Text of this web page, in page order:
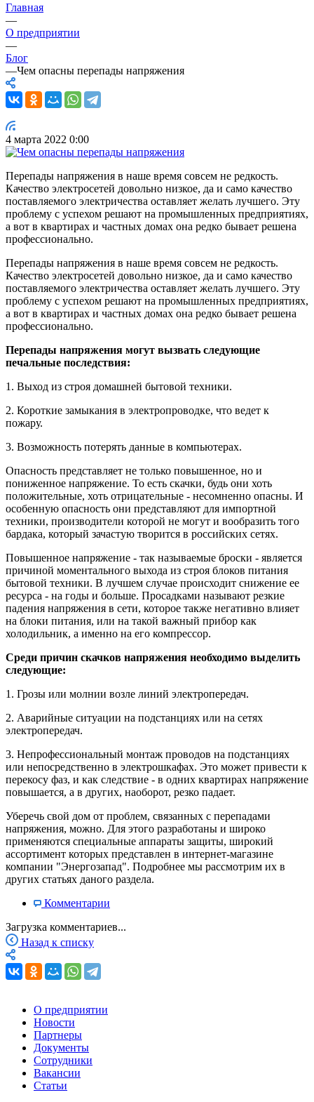
Главная
—
О предприятии
—
Блог
—Чем опасны перепады напряжения
4 марта 2022 0:00
Перепады напряжения в наше время совсем не редкость.
Качество электросетей довольно низкое, да и само качество
поставляемого электричества оставляет желать лучшего. Эту
проблему с успехом решают на промышленных предприятиях,
а вот в квартирах и частных домах она редко бывает решена
профессионально.
Перепады напряжения в наше время совсем не редкость.
Качество электросетей довольно низкое, да и само качество
поставляемого электричества оставляет желать лучшего. Эту
проблему с успехом решают на промышленных предприятиях,
а вот в квартирах и частных домах она редко бывает решена
профессионально.
Перепады напряжения могут вызвать следующие
печальные последствия:
1. Выход из строя домашней бытовой техники.
2. Короткие замыкания в электропроводке, что ведет к
пожару.
3. Возможность потерять данные в компьютерах.
Опасность представляет не только повышенное, но и
пониженное напряжение. То есть скачки, будь они хоть
положительные, хоть отрицательные - несомненно опасны. И
особенную опасность они представляют для импортной
техники, производители которой не могут и вообразить того
бардака, который зачастую творится в российских сетях.
Повышенное напряжение - так называемые броски - является
причиной моментального выхода из строя блоков питания
бытовой техники. В лучшем случае происходит снижение ее
ресурса - на годы и больше. Просадками называют резкие
падения напряжения в сети, которое также негативно влияет
на блоки питания, или на такой важный прибор как
холодильник, а именно на его компрессор.
Среди причин скачков напряжения необходимо выделить
следующие:
1. Грозы или молнии возле линий электропередач.
2. Аварийные ситуации на подстанциях или на сетях
электропередач.
3. Непрофессиональный монтаж проводов на подстанциях
или непосредственно в электрошкафах. Это может привести к
перекосу фаз, и как следствие - в одних квартирах напряжение
повышается, а в других, наоборот, резко падает.
Уберечь свой дом от проблем, связанных с перепадами
напряжения, можно. Для этого разработаны и широко
применяются специальные аппараты защиты, широкий
ассортимент которых представлен в интернет-магазине
компании "Энергозапад". Подробнее мы рассмотрим их в
других статьях даного раздела.
Комментарии
Загрузка комментариев...
Назад к списку
О предприятии
Новости
Партнеры
Документы
Сотрудники
Вакансии
Статьи